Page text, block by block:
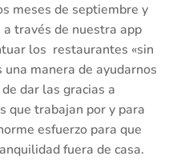
meses de septiembre y
través de nuestra app
los restaurantes «sin
manera de ayudarnos
dar las gracias a
que trabajan por y para
esfuerzo para que
fuera de casa.